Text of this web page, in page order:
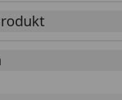
an einer normalen
der addierten